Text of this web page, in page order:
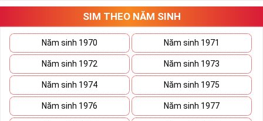
SIM THEO NĂM SINH
Năm sinh 1970 Năm sinh 1971
Năm sinh 1972 Năm sinh 1973
Năm sinh 1974 Năm sinh 1975
Năm sinh 1976 Năm sinh 1977